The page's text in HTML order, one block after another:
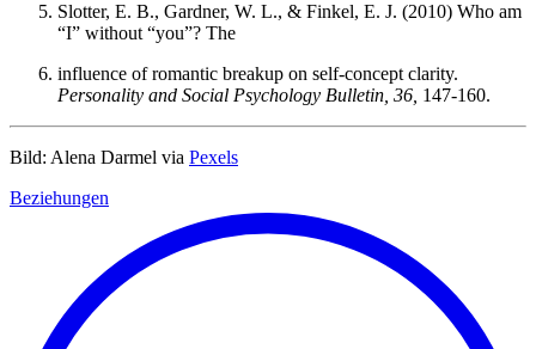
Slotter, E. B., Gardner, W. L., & Finkel, E. J. (2010) Who am
“I” without “you”? The
influence of romantic breakup on self-concept clarity.
Personality and Social Psychology Bulletin, 36, 147-160.
Bild: Alena Darmel via Pexels
Beziehungen